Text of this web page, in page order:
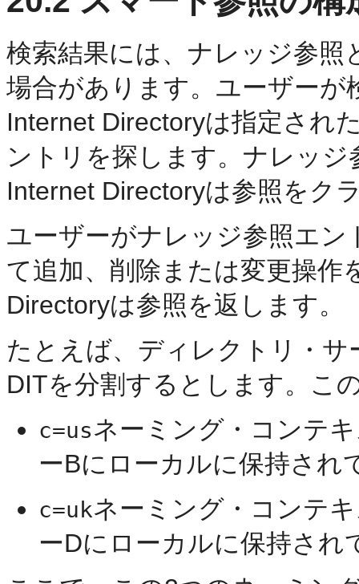
検索結果には、ナレッジ参
場合があります。ユーザーが
Internet Directoryは指定され
ントリを探します。ナレッ
Internet Directoryは参照をク
ユーザーがナレッジ参照エ
て追加、削除または変更操作
Directoryは参照を返します。
たとえば、ディレクトリ・
DITを分割するとします。こ
c=usネーミング・コンテ
ーBにローカルに保持され
c=ukネーミング・コンテ
ーDにローカルに保持され